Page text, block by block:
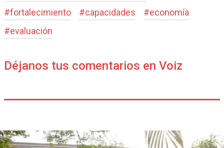
#fortalecimiento #capacidades #economía
#evaluación
Déjanos tus comentarios en Voiz